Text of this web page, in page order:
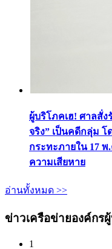
ผู้บริโภคเฮ! ศาลสั่
จริง” เป็นคดีกลุ่ม
กระทะภายใน 17 พ
ความเสียหาย
อ่านทั้งหมด >>
ข่าวเครือข่ายองค์กร
1